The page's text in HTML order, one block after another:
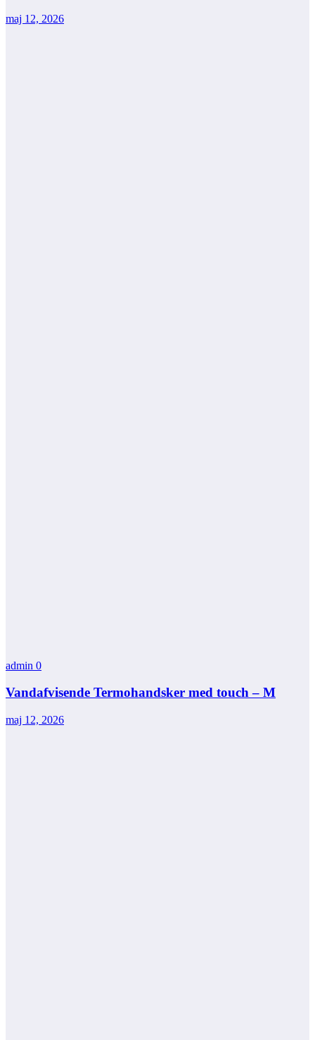
maj 12, 2026
admin 0
Vandafvisende Termohandsker med touch – M
maj 12, 2026